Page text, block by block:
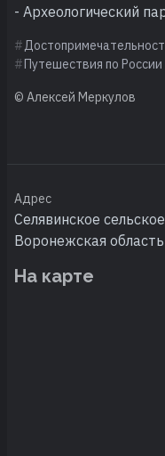
- Археологический
Путешествия по России
© Алексей Меркулов
Адрес
Селявинское
Воронежская область
На карте